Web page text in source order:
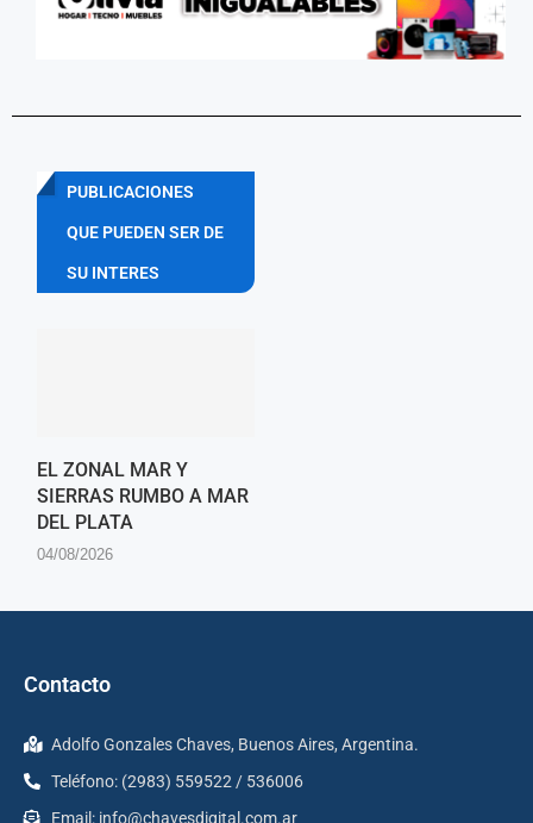
PUBLICACIONES
QUE PUEDEN SER DE
SU INTERES
EL ZONAL MAR Y
SIERRAS RUMBO A MAR
DEL PLATA
04/08/2026
Contacto
Adolfo Gonzales Chaves, Buenos Aires, Argentina.
Teléfono: (2983) 559522 / 536006
Email: info@chavesdigital.com.ar